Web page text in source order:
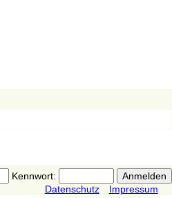
Kennwort:
Datenschutz
Impressum